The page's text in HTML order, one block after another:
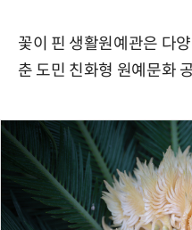
꽃이 핀 생활원예관은 다
춘 도민 친화형 원예문화